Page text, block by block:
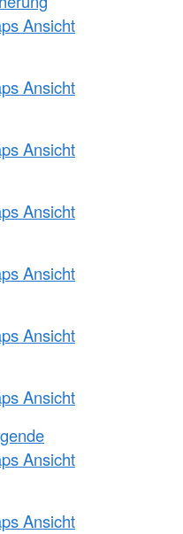
Ansicht
Ansicht
Ansicht
Ansicht
Ansicht
Ansicht
Ansicht
Ansicht
Ansicht